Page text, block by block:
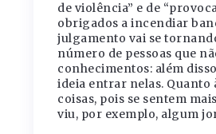
de violência” e de
obrigados a incendiar
julgamento vai se
número de pessoas que
conhecimentos: além
ideia entrar nelas. Quanto
coisas, pois se sentem
viu, por exemplo, algum